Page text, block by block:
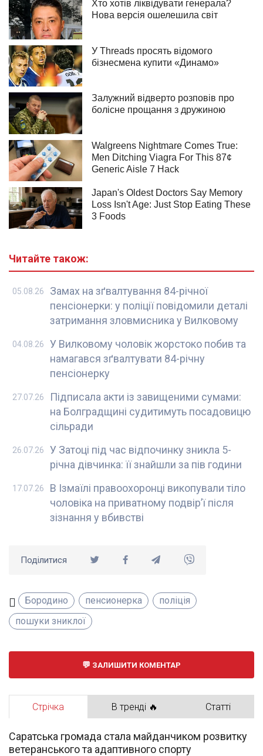
Читайте також:
Замах на зґвалтування 84-річної
пенсіонерки: у поліції повідомили деталі
затримання зловмисника у Вилковому
05.08.26
У Вилковому чоловік жорстоко побив та
намагався зґвалтувати 84-річну
пенсіонерку
04.08.26
Підписала акти із завищеними сумами:
на Болградщині судитимуть посадовицю
сільради
27.07.26
У Затоці під час відпочинку зникла 5-
річна дівчинка: її знайшли за пів години
26.07.26
В Ізмаїлі правоохоронці викопували тіло
чоловіка на приватному подвір’ї після
зізнання у вбивстві
17.07.26
Поділитися
Бородино пенсионерка
поліція
пошуки зниклої
ЗАЛИШИТИ КОМЕНТАР
Стрічка В тренді 🔥 Статті
Саратська громада стала майданчиком розвитку
ветеранського та адаптивного спорту